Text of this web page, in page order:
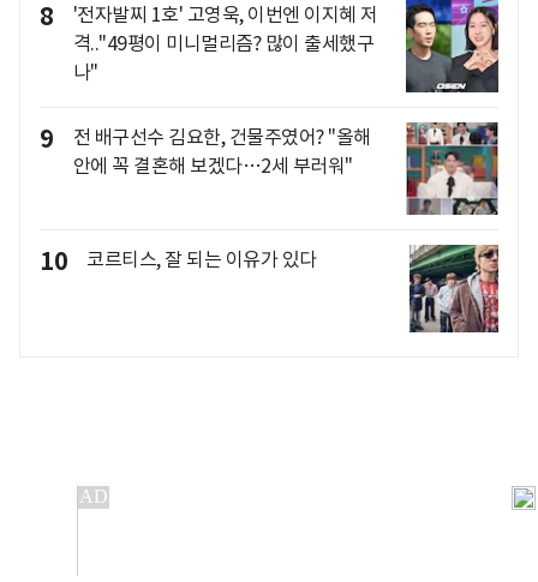
8
'전자발찌 1호' 고영욱, 이번엔 이지혜 저
격.."49평이 미니멀리즘? 많이 출세했구
나"
9
전 배구선수 김요한, 건물주였어? "올해
안에 꼭 결혼해 보겠다…2세 부러워"
10 코르티스, 잘 되는 이유가 있다